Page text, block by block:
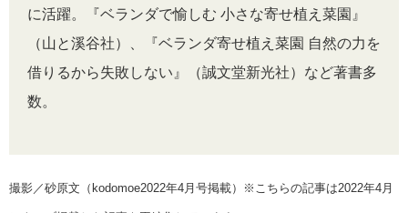
に活躍。『ベランダで愉しむ 小さな寄せ植え菜園』
（山と溪谷社）、
『ベランダ寄せ植え菜園 自然の力を
借りるから失敗しない』（誠文堂新光社）など著書多
数。
撮影／砂原文（kodomoe2022年4月号掲載）※こちらの記事は2022年4月